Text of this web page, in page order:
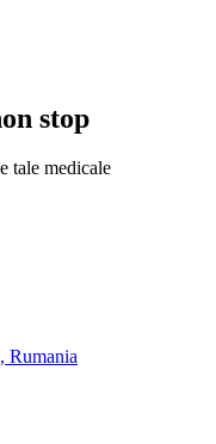
stop
tale medicale
Rumania